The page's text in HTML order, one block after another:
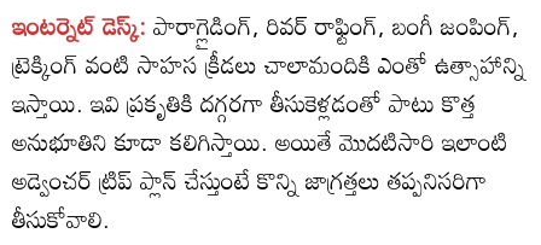
ఇంటర్నెట్ డెస్క్:పారాగ్లైడింగ్, రివర్ రాఫ్టింగ్, బంగీ జంపింగ్,
ట్రెక్కింగ్ వంటి సాహస క్రీడలు చాలామందికి ఎంతో ఉత్సాహాన్ని
ఇస్తాయి. ఇవి ప్రకృతికి దగ్గరగా తీసుకెళ్లడంతో పాటు కొత్త
అనుభూతిని కూడా కలిగిస్తాయి. అయితే మొదటిసారి ఇలాంటి
అడ్వెంచర్ ట్రిప్ ప్లాన్ చేస్తుంటే కొన్ని జాగ్రత్తలు తప్పనిసరిగా
తీసుకోవాలి.